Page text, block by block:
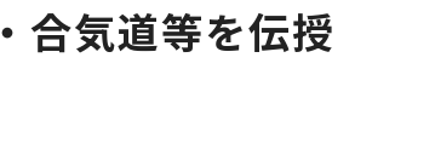
合気道等を伝授